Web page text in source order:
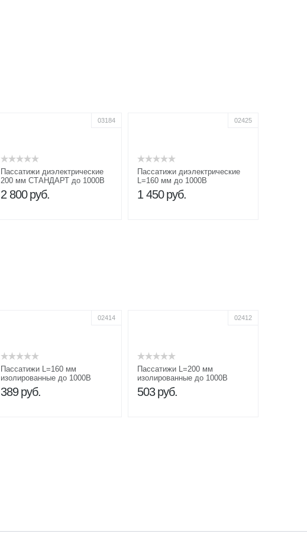
03184
Пассатижи диэлектрические
200 мм СТАНДАРТ до 1000В
2 800 руб.
02425
Пассатижи диэлектрические
L=160 мм до 1000В
1 450 руб.
02414
Пассатижи L=160 мм
изолированные до 1000В
389 руб.
02412
Пассатижи L=200 мм
изолированные до 1000В
503 руб.